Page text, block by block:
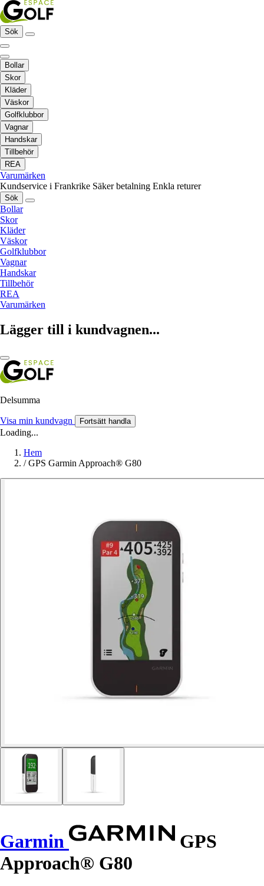
Sök
Bollar
Skor
Kläder
Väskor
Golfklubbor
Vagnar
Handskar
Tillbehör
REA
Varumärken
Kundservice i Frankrike Säker betalning Enkla returer
Sök
Bollar
Skor
Kläder
Väskor
Golfklubbor
Vagnar
Handskar
Tillbehör
REA
Varumärken
Lägger till i kundvagnen...
Delsumma
Visa min kundvagn Fortsätt handla
Loading...
Hem
/ GPS Garmin Approach® G80
Garmin
GPS
Approach® G80